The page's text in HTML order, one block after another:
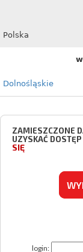
Polska
Dolnośląskie
ZAMIESZCZONE
UZYSKAĆ
SIĘ
login: